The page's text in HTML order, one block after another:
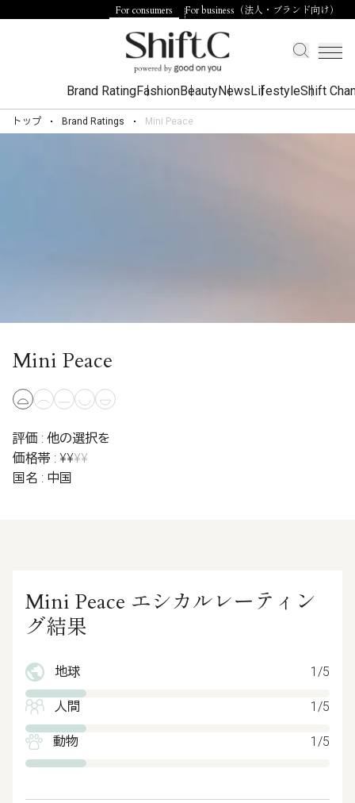
For consumers For business（法人・ブランド向け）
Brand RatingFashionBeautyNewsLifestyleShift
トップ Brand Ratings Mini Peace
Mini Peace
評価 : 他の選択を
価格帯 : ¥¥¥¥
国名 : 中国
Mini Peace エシカルレーティン
グ結果
地球 1/5
人間 1/5
動物 1/5